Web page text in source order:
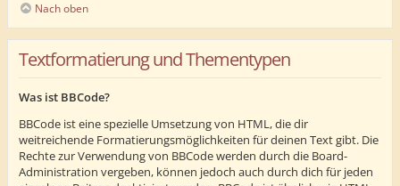
Nach oben
Textformatierung und Thementypen
Was ist BBCode?
BBCode ist eine spezielle Umsetzung von HTML, die dir
weitreichende Formatierungsmöglichkeiten für deinen Text gibt. Die
Rechte zur Verwendung von BBCode werden durch die Board-
Administration vergeben, können jedoch auch durch dich für jeden